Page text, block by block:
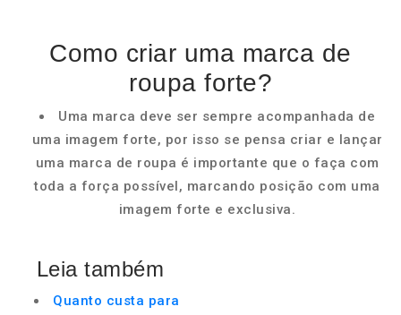
Como criar uma marca de
roupa forte?
Uma marca deve ser sempre acompanhada de
uma imagem forte, por isso se pensa criar e lançar
uma marca de roupa é importante que o faça com
toda a força possível, marcando posição com uma
imagem forte e exclusiva.
Leia também
Quanto custa para